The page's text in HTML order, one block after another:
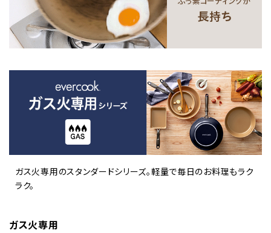
ガス火専用のスタンダードシリーズ。軽量で毎日のお料理もラク
ラク。
ガス火専用